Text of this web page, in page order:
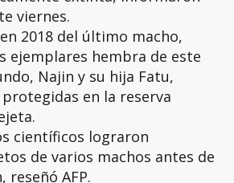
viernes.
2018 del último macho,
ejemplares hembra de este
Najin y su hija Fatu,
en la reserva
científicos lograron
de varios machos antes de
reseñó AFP.